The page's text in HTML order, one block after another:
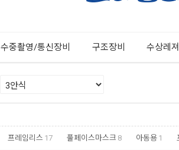
수중촬영/통신장비 구조장비 수상레
프레임리스 17 풀페이스마스크 8 아동용 1